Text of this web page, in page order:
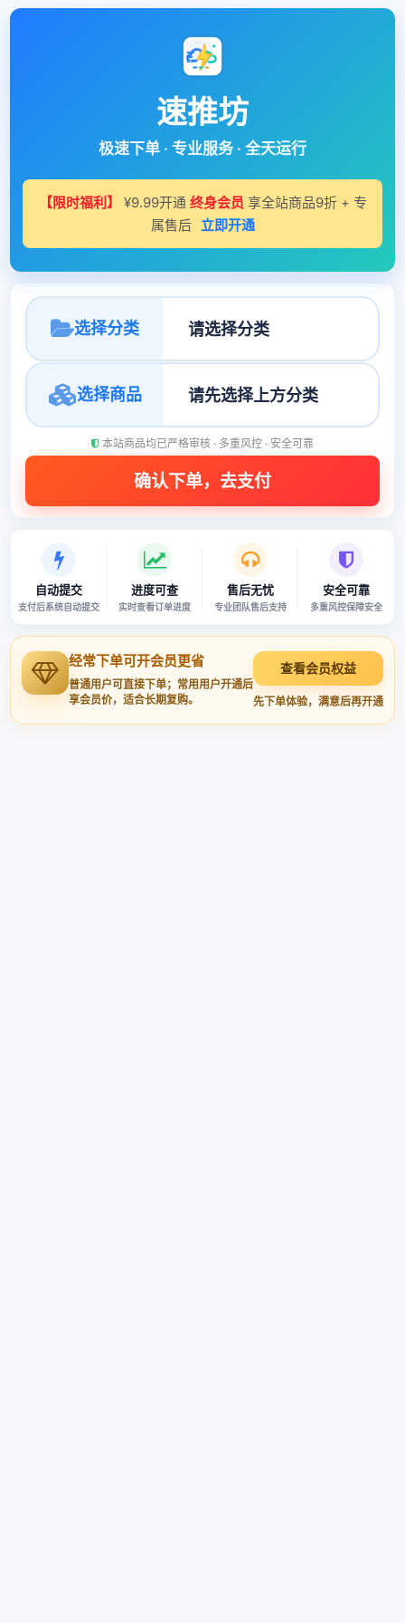
速推坊
极速下单 · 专业服务 · 全天运行
【限时福利】 ¥9.99开通 终身会员 享全站商品9折 + 专
属售后 立即开通
选择分类
选择商品
本站商品均已严格审核 · 多重风控 · 安全可靠
自动提交
支付后系统自动提交
进度可查
实时查看订单进度
售后无忧
专业团队售后支持
安全可靠
多重风控保障安全
经常下单可开会员更省
普通用户可直接下单；常用用户开通后
享会员价，适合长期复购。
查看会员权益
先下单体验，满意后再开通